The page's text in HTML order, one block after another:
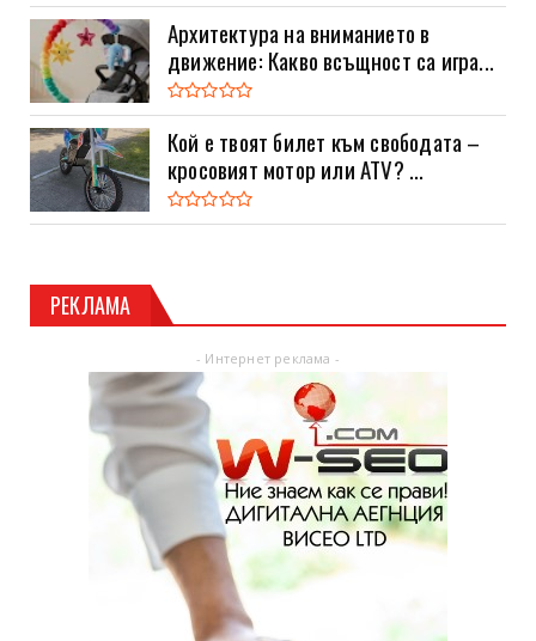
Архитектура на вниманието в
движение: Какво всъщност са игра...
Кой е твоят билет към свободата –
кросовият мотор или ATV? ...
РЕКЛАМА
- Интернет реклама -